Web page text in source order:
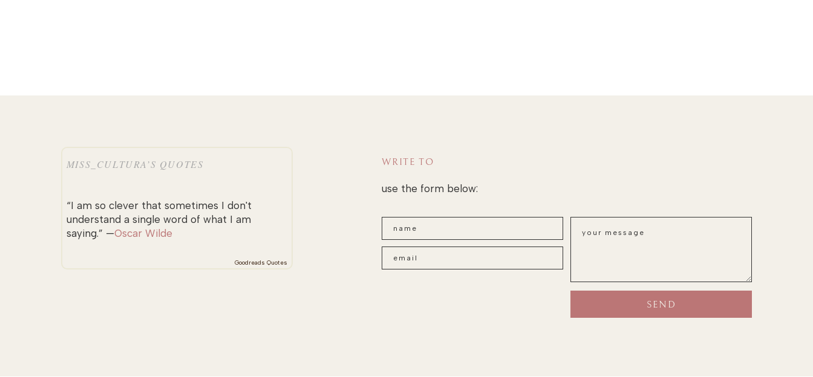
MISS_CULTURA’S QUOTES
“I am so clever that sometimes I don't
understand a single word of what I am
saying.” —Oscar Wilde
Goodreads Quotes
WRITE TO
use the form below: